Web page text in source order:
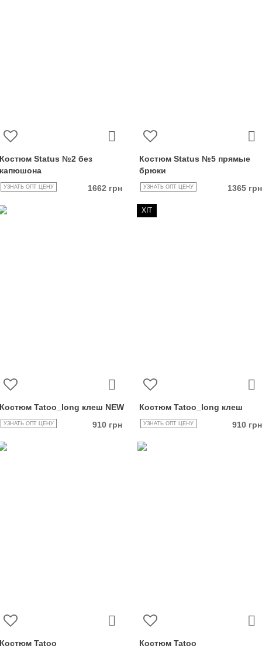
Костюм Status №2 без
капюшона
УЗНАТЬ ОПТ ЦЕНУ 1662 грн
Костюм Status №5 прямые
брюки
УЗНАТЬ ОПТ ЦЕНУ 1365 грн
Костюм Tatoo_long клеш NEW
УЗНАТЬ ОПТ ЦЕНУ 910 грн
ХІТ
Костюм Tatoo_long клеш
УЗНАТЬ ОПТ ЦЕНУ 910 грн
Костюм Tatoo Костюм Tatoo